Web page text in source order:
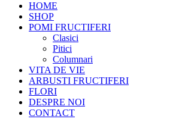
HOME
SHOP
POMI FRUCTIFERI
Clasici
Pitici
Columnari
VITA DE VIE
ARBUSTI FRUCTIFERI
FLORI
DESPRE NOI
CONTACT